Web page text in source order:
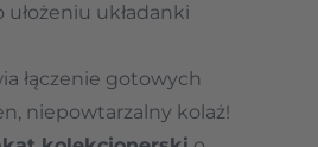
układanki
łączenie gotowych
niepowtarzalny kolaż!